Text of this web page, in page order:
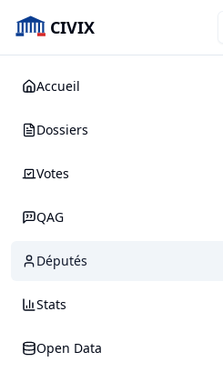
CIVIX
Accueil
Dossiers
Votes
QAG
Députés
Stats
Open Data